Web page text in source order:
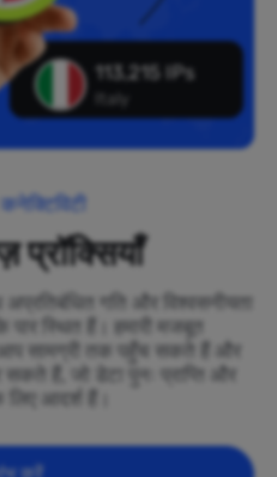
113,215 IPs
Italy
अप्रतिबंधित गति और विश्वसनीयता
स्थित हैं। हमारी मजबूत
सामग्री तक पहुँच सकते हैं और
हैं, जो डेटा पुनः प्राप्ति और
आदर्श हैं।